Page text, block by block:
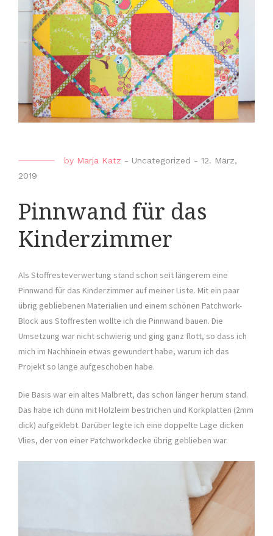
by Marja Katz - Uncategorized - 12. März,
2019
Pinnwand für das
Kinderzimmer
Als Stoffresteverwertung stand schon seit längerem eine
Pinnwand für das Kinderzimmer auf meiner Liste. Mit ein paar
übrig gebliebenen Materialien und einem schönen Patchwork-
Block aus Stoffresten wollte ich die Pinnwand bauen. Die
Umsetzung war nicht schwierig und ging ganz flott, so dass ich
mich im Nachhinein etwas gewundert habe, warum ich das
Projekt so lange aufgeschoben habe.
Die Basis war ein altes Malbrett, das schon länger herum stand.
Das habe ich dünn mit Holzleim bestrichen und Korkplatten (2mm
dick) aufgeklebt. Darüber legte ich eine doppelte Lage dicken
Vlies, der von einer Patchworkdecke übrig geblieben war.